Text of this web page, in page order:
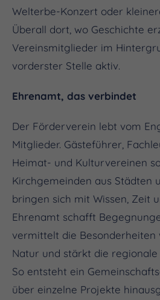
Welterbe-Konzert oder
Überall dort, wo Geschichte
Vereinsmitglieder im
vorderster Stelle aktiv.
Ehrenamt, das verbindet
Der Förderverein lebt vom
Mitglieder. Gästeführer,
Heimat- und Kulturvereinen
Kirchgemeinden aus Städten
bringen sich mit Wissen, Zeit
Ehrenamt schafft
vermittelt die Besonderheiten
Natur und stärkt die regionale
So entsteht ein
über einzelne Projekte